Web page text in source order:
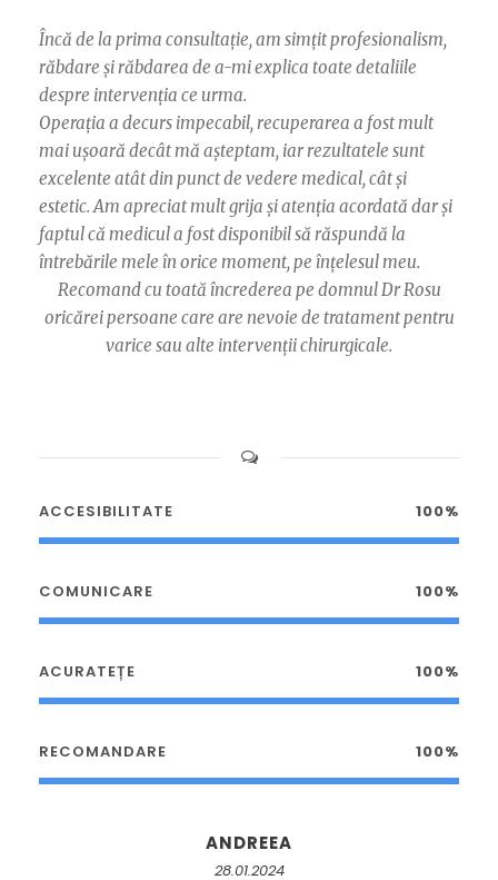
Încă de la prima consultație, am simțit profesionalism,
răbdare și răbdarea de a-mi explica toate detaliile
despre intervenția ce urma.
Operația a decurs impecabil, recuperarea a fost mult
mai ușoară decât mă așteptam, iar rezultatele sunt
excelente atât din punct de vedere medical, cât și
estetic. Am apreciat mult grija și atenția acordată dar și
faptul că medicul a fost disponibil să răspundă la
întrebările mele în orice moment, pe înțelesul meu.
Recomand cu toată încrederea pe domnul Dr Rosu
oricărei persoane care are nevoie de tratament pentru
varice sau alte intervenții chirurgicale.
ACCESIBILITATE 100%
COMUNICARE 100%
ACURATEȚE 100%
RECOMANDARE 100%
ANDREEA
28.01.2024